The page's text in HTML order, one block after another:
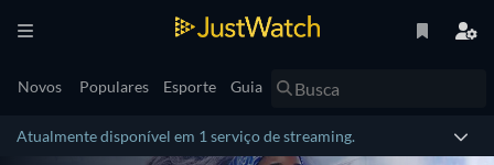
Novos Populares Esporte Guia
Atualmente disponível em 1 serviço de streaming.